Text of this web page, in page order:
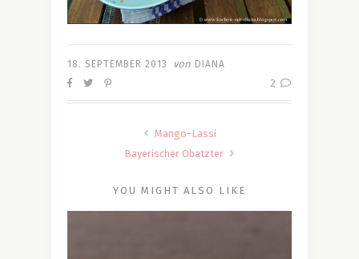
18. SEPTEMBER 2013 von DIANA
2
Mango-Lassi
Bayerischer Obatzter
YOU MIGHT ALSO LIKE